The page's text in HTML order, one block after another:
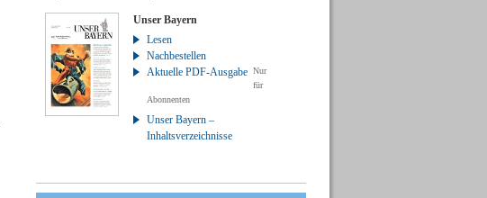
Unser Bayern
Lesen
Nachbestellen
Aktuelle PDF-Ausgabe Nur
für
Abonnenten
Unser Bayern –
Inhaltsverzeichnisse